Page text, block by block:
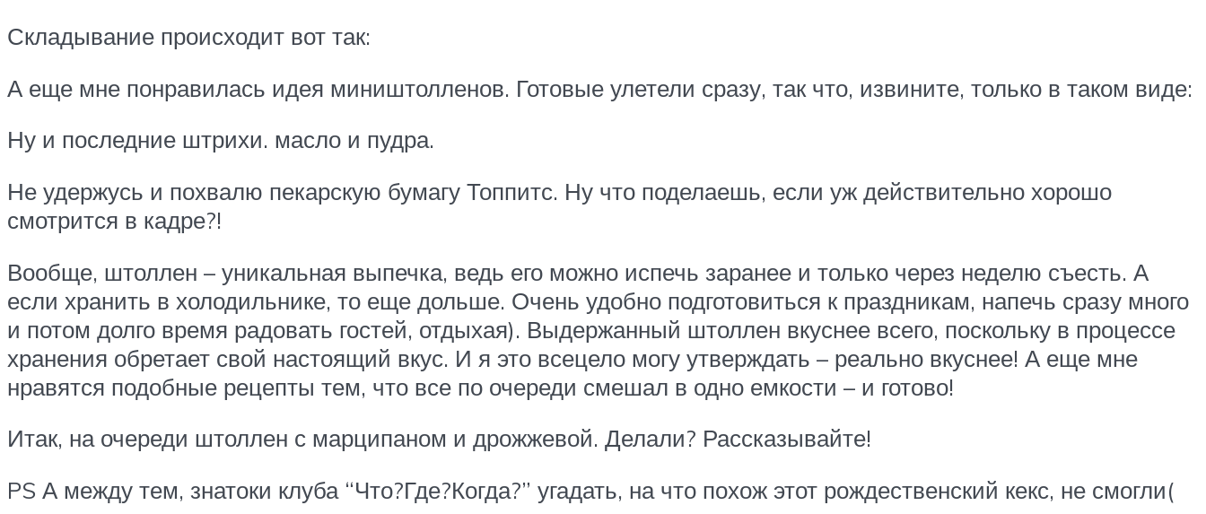
Складывание происходит вот так:
А еще мне понравилась идея миништолленов. Готовые улетели сразу, так что, извините, только в таком виде:
Ну и последние штрихи. масло и пудра.
Не удержусь и похвалю пекарскую бумагу Топпитс. Ну что поделаешь, если уж действительно хорошо
смотрится в кадре?!
Вообще, штоллен – уникальная выпечка, ведь его можно испечь заранее и только через неделю съесть. А
если хранить в холодильнике, то еще дольше. Очень удобно подготовиться к праздникам, напечь сразу много
и потом долго время радовать гостей, отдыхая). Выдержанный штоллен вкуснее всего, поскольку в процессе
хранения обретает свой настоящий вкус. И я это всецело могу утверждать – реально вкуснее! А еще мне
нравятся подобные рецепты тем, что все по очереди смешал в одно емкости – и готово!
Итак, на очереди штоллен с марципаном и дрожжевой. Делали? Рассказывайте!
PS А между тем, знатоки клуба “Что?Где?Когда?” угадать, на что похож этот рождественский кекс, не смогли(